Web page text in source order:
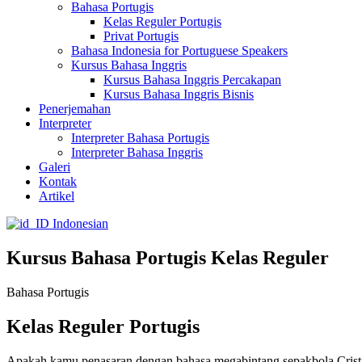
Bahasa Portugis
Kelas Reguler Portugis
Privat Portugis
Bahasa Indonesia for Portuguese Speakers
Kursus Bahasa Inggris
Kursus Bahasa Inggris Percakapan
Kursus Bahasa Inggris Bisnis
Penerjemahan
Interpreter
Interpreter Bahasa Portugis
Interpreter Bahasa Inggris
Galeri
Kontak
Artikel
Indonesian
Kursus Bahasa Portugis Kelas Reguler
Bahasa Portugis
Kelas Reguler Portugis